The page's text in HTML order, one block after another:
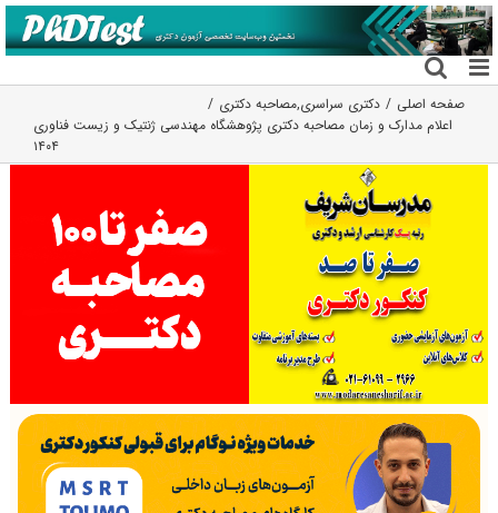
رفتن
به
محتوا
صفحه اصلی دکتری سراسری,مصاحبه دکتری
اعلام مدارک و زمان مصاحبه دکتری پژوهشگاه مهندسی ژنتیک و زیست فناوری
۱۴۰۴